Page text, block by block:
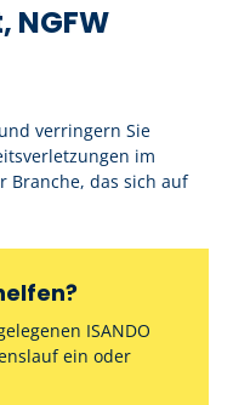
verringern Sie
im
Branche, das sich auf
ISANDO
ein oder